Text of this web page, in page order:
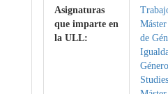
Asignaturas
que imparte en
la ULL:
de
Studies